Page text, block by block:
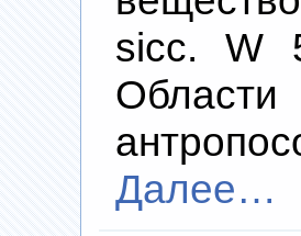
sicc. W
Далее…